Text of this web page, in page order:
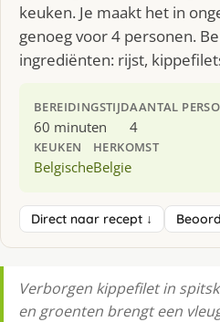
keuken. Je maakt het in
genoeg voor 4 personen.
ingrediënten: rijst,
BEREIDINGSTIJD
60 minuten
AANTAL
4
KEUKEN
Belgische
HERKOMST
Belgie
Direct naar recept ↓
Verborgen kippefilet in
en groenten brengt een